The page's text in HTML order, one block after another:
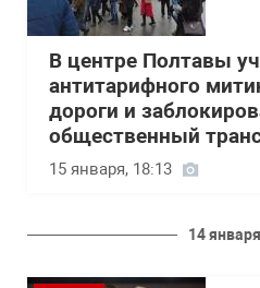
В центре Полтавы
антитарифного
дороги и
общественный
15 января, 18:13
14